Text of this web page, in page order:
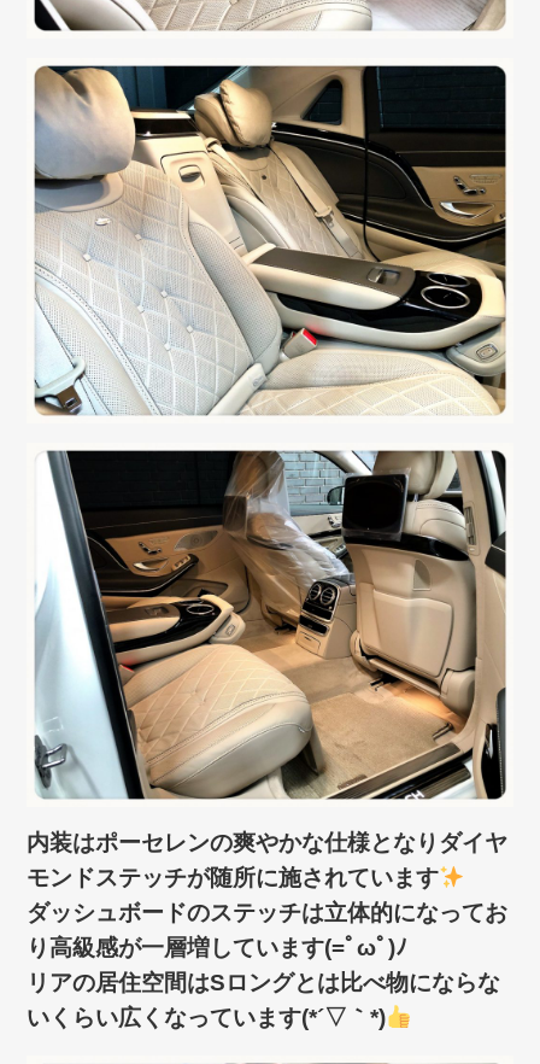
内装はポーセレンの爽やかな仕様となりダイヤ
モンドステッチが随所に施されています
ダッシュボードのステッチは立体的になってお
り高級感が一層増しています(=ﾟωﾟ)ﾉ
リアの居住空間はSロングとは比べ物にならな
いくらい広くなっています(*´▽｀*)